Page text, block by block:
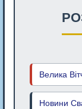
Велика
Новини